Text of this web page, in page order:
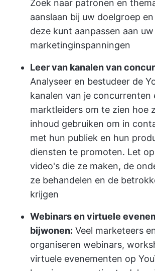
Zoek naar patronen en
aanslaan bij uw doelgroep
deze kunt aanpassen aan
marketinginspanningen
Leer van kanalen van
Analyseer en bestudeer de
kanalen van je concurrenten
marktleiders om te zien hoe
inhoud gebruiken om in
met hun publiek en hun
diensten te promoten. Let
video's die ze maken, de
ze behandelen en de
krijgen
Webinars en virtuele
bijwonen: Veel marketeers
organiseren webinars,
virtuele evenementen op